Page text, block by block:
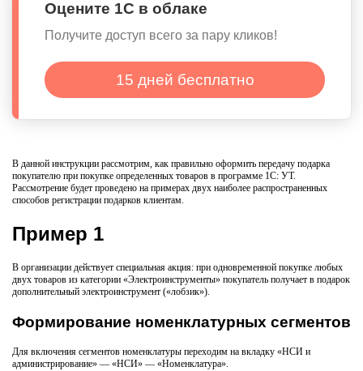
Оцените 1С в облаке
Получите доступ всего за пару кликов!
15 дней бесплатно
В данной инструкции рассмотрим, как правильно оформить передачу подарка
покупателю при покупке определенных товаров в программе 1С: УТ.
Рассмотрение будет проведено на примерах двух наиболее распространенных
способов регистрации подарков клиентам.
Пример 1
В организации действует специальная акция: при одновременной покупке любых
двух товаров из категории «Электроинструменты» покупатель получает в подарок
дополнительный электроинструмент («лобзик»).
Формирование номенклатурных сегментов
Для включения сегментов номенклатуры переходим на вкладку «НСИ и
администрирование» — «НСИ» — «Номенклатура».